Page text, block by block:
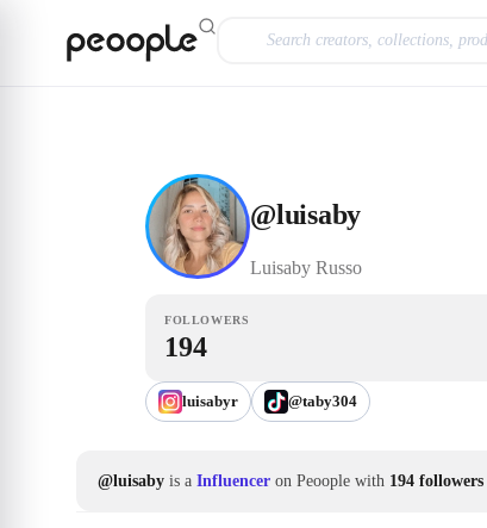
@luisaby
Luisaby Russo
FOLLOWERS
194
luisabyr @taby304
@luisaby is a Influencer on Peoople with 194 followers